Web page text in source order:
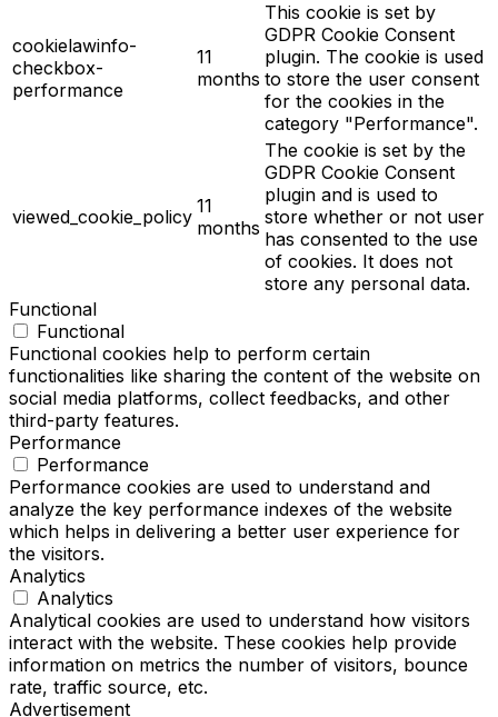
cookielawinfo-
checkbox-
performance
11
months
This cookie is set by
GDPR Cookie Consent
plugin. The cookie is used
to store the user consent
for the cookies in the
category "Performance".
viewed_cookie_policy 11
months
The cookie is set by the
GDPR Cookie Consent
plugin and is used to
store whether or not user
has consented to the use
of cookies. It does not
store any personal data.
Functional
Functional
Functional cookies help to perform certain
functionalities like sharing the content of the website on
social media platforms, collect feedbacks, and other
third-party features.
Performance
Performance
Performance cookies are used to understand and
analyze the key performance indexes of the website
which helps in delivering a better user experience for
the visitors.
Analytics
Analytics
Analytical cookies are used to understand how visitors
interact with the website. These cookies help provide
information on metrics the number of visitors, bounce
rate, traffic source, etc.
Advertisement